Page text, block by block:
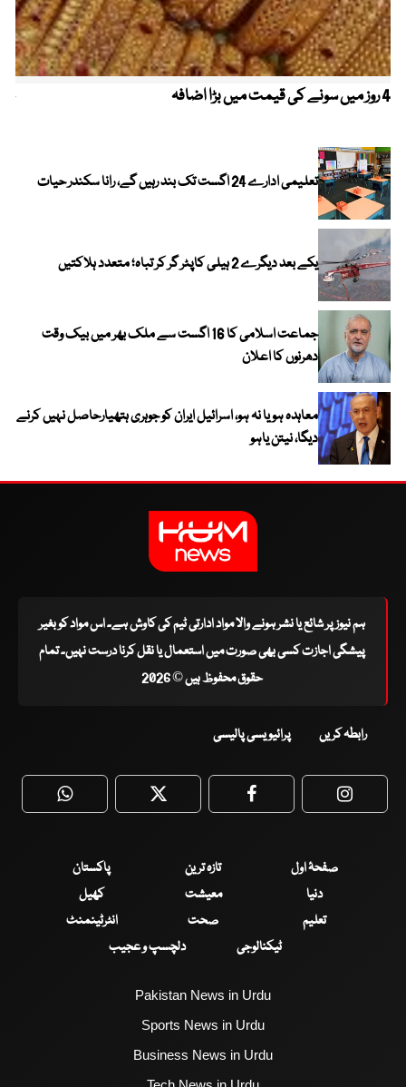
4 روز میں سونے کی قیمت میں بڑا اضافہ
تعلیمی ادارے 24 اگست تک بند رہیں گے، رانا سکندر حیات
یکے بعد دیگرے 2 ہیلی کاپٹر گر کر تباہ؛ متعدد ہلاکتیں
جماعت اسلامی کا 16 اگست سے ملک بھر میں بیک وقت
دھرنوں کا اعلان
معاہدہ ہو یا نہ ہو، اسرائیل ایران کو جوہری ہتھیارحاصل نہیں کرنے
دیگا، نیتن یاہو
ہم نیوز پر شائع یا نشر ہونے والا مواد ادارتی ٹیم کی کاوش ہے۔ اس مواد کو بغیر
پیشگی اجازت کسی بھی صورت میں استعمال یا نقل کرنا درست نہیں۔ تمام
حقوق محفوظ ہیں © 2026
رابطہ کریں پرائیویسی پالیسی
WhatsApp Twitter Facebook
صفحۂ اول تازہ ترین
پاکستان
دنیا
معیشت
کھیل
تعلیم
صحت
انٹرٹینمنٹ
ٹیکنالوجی
دلچسپ و عجیب
Pakistan News in Urdu
Sports News in Urdu
Business News in Urdu